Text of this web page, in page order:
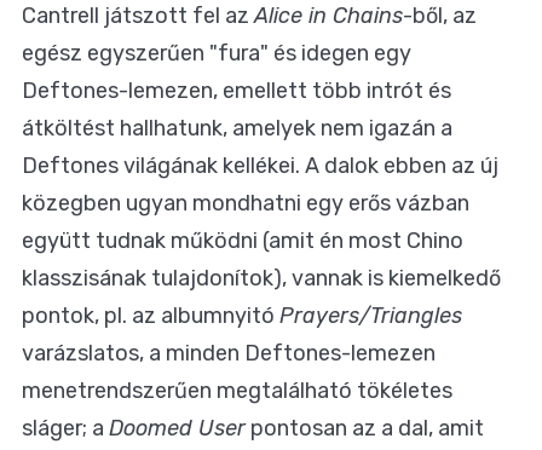
Cantrell játszott fel azAlice in Chains-ből, az
egész egyszerűen "fura" és idegen egy
Deftones-lemezen, emellett több intrót és
átköltést hallhatunk, amelyek nem igazán a
Deftones világának kellékei. A dalok ebben az új
közegben ugyan mondhatni egy erős vázban
együtt tudnak működni (amit én most Chino
klasszisának tulajdonítok), vannak is kiemelkedő
pontok, pl. az albumnyitó Prayers/Triangles
varázslatos, a minden Deftones-lemezen
menetrendszerűen megtalálható tökéletes
sláger; a Doomed Userpontosan az a dal, amit